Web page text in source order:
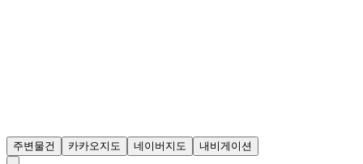
주변물건 카카오지도 네이버지도 내비게이션